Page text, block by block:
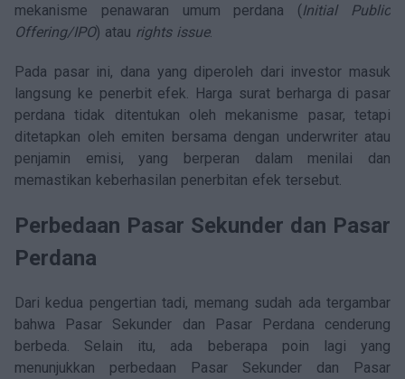
mekanisme penawaran umum perdana (Initial Public
Offering/IPO) atau rights issue.
Pada pasar ini, dana yang diperoleh dari investor masuk
langsung ke penerbit efek. Harga surat berharga di pasar
perdana tidak ditentukan oleh mekanisme pasar, tetapi
ditetapkan oleh emiten bersama dengan underwriter atau
penjamin emisi, yang berperan dalam menilai dan
memastikan keberhasilan penerbitan efek tersebut.
Perbedaan Pasar Sekunder dan Pasar
Perdana
Dari kedua pengertian tadi, memang sudah ada tergambar
bahwa Pasar Sekunder dan Pasar Perdana cenderung
berbeda. Selain itu, ada beberapa poin lagi yang
menunjukkan perbedaan Pasar Sekunder dan Pasar